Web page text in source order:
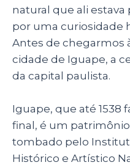
natural que ali
por uma curiosidade
Antes de chegarmos
cidade de Iguape, a
da capital paulista.
Iguape, que até 1538
final, é um
tombado pelo
Histórico e Artístico